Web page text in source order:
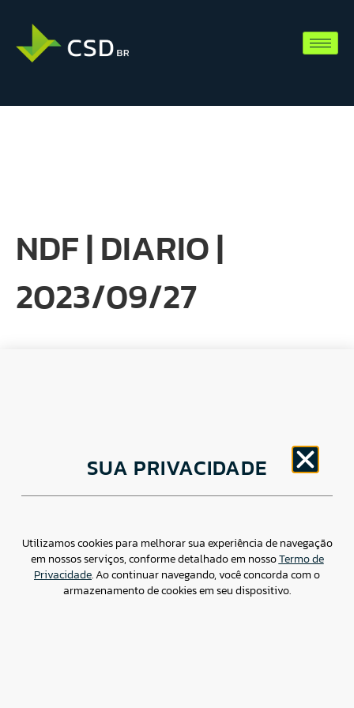
NDF | DIARIO |
2023/09/27
Av. Brigadeiro Faria Lima, 1779 – 5oAndar Jardim
Paulistano, São Paulo/ SP – CEP: 01452-914
Assessoria de imprensa: imprensa@csdbr.com
SUA PRIVACIDADE
Utilizamos cookies para melhorar sua experiência de navegação
em nossos serviços, conforme detalhado em nossoTermo de
Privacidade. Ao continuar navegando, você concorda com o
armazenamento de cookies em seu dispositivo.